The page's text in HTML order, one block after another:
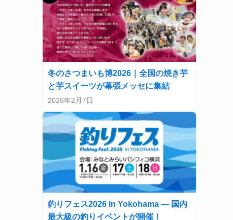
冬のさつまいも博2026｜全国の焼き芋
と芋スイーツが幕張メッセに集結
2026年2月7日
釣りフェス2026 in Yokohama — 国内
最大級の釣りイベントが開催！